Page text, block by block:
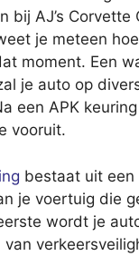
bij AJ’s Corvette
je meteen
moment. Een
je auto op
een APK
vooruit.
bestaat uit een
je voertuig die
wordt je